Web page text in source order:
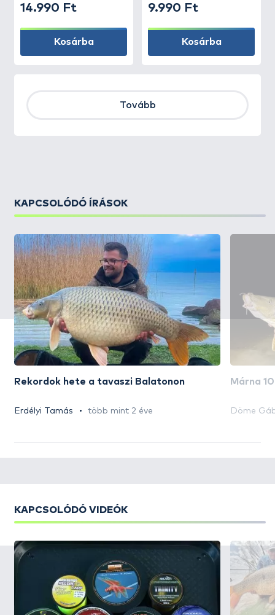
14.990 Ft
Kosárba
9.990 Ft
Kosárba
Tovább
KAPCSOLÓDÓ ÍRÁSOK
Rekordok hete a tavaszi Balatonon
Erdélyi Tamás több mint 2 éve
Márna
Döme
KAPCSOLÓDÓ VIDEÓK